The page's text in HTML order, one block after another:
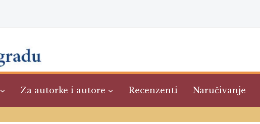
Za autorke i autore Recenzenti Naručivanje